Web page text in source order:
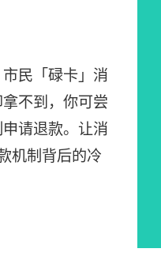
民「碌卡」消
不到，你可尝
请退款。让消
机制背后的冷